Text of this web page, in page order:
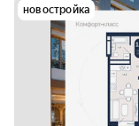
новостройка